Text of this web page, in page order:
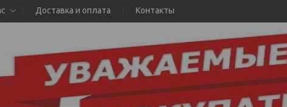
Доставка и оплата Контакты